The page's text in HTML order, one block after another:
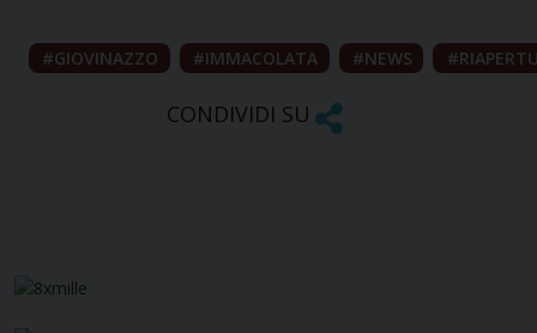
GIOVINAZZO IMMACOLATA NEWS
CONDIVIDI SU